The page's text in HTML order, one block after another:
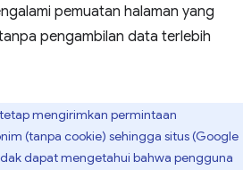
pemuatan halaman yang
pengambilan data terlebih
mengirimkan permintaan
(tanpa cookie) sehingga situs (Google
dapat mengetahui bahwa pengguna